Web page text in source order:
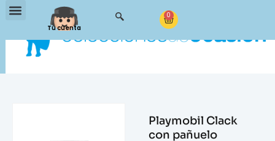
Tu cuenta
0
Playmobil Clack
con pañuelo